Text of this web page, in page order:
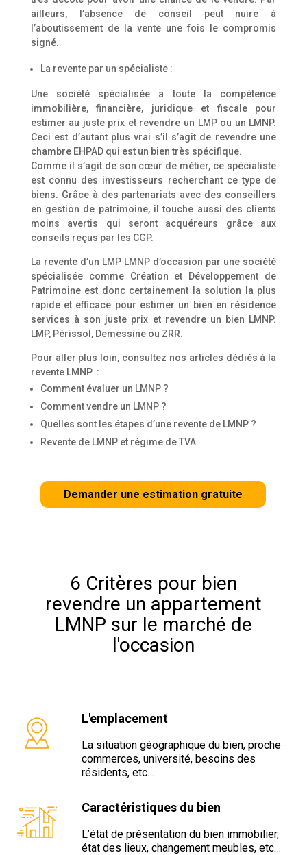
ailleurs, l’absence de conseil peut nuire à
l’aboutissement de la vente une fois le compromis
signé.
La revente par un spécialiste :
Une société spécialisée a toute la compétence
immobilière, financière, juridique et fiscale pour
estimer au juste prix et revendre un LMP ou un LMNP.
Ceci est d’autant plus vrai s’il s’agit de revendre une
chambre EHPAD qui est un bien très spécifique.
Comme il s’agit de son cœur de métier, ce spécialiste
est connu des investisseurs recherchant ce type de
biens. Grâce à des partenariats avec des conseillers
en gestion de patrimoine, il touche aussi des clients
moins avertis qui seront acquéreurs grâce aux
conseils reçus par les CGP.
La revente d’un LMP LMNP d’occasion par une société
spécialisée comme Création et Développement de
Patrimoine est donc certainement la solution la plus
rapide et efficace pour estimer un bien en résidence
services à son juste prix et revendre un bien LMNP.
LMP, Périssol, Demessine ou ZRR.
Pour aller plus loin, consultez nos articles dédiés à la
revente LMNP :
Comment évaluer un LMNP ?
Comment vendre un LMNP ?
Quelles sont les étapes d’une revente de LMNP ?
Revente de LMNP et régime de TVA.
Demander une estimation gratuite
6 Critères pour bien
revendre un appartement
LMNP sur le marché de
l'occasion
L'emplacement
La situation géographique du bien, proche
commerces, université, besoins des
résidents, etc…
Caractéristiques du bien
L’état de présentation du bien immobilier,
état des lieux, changement meubles, etc…